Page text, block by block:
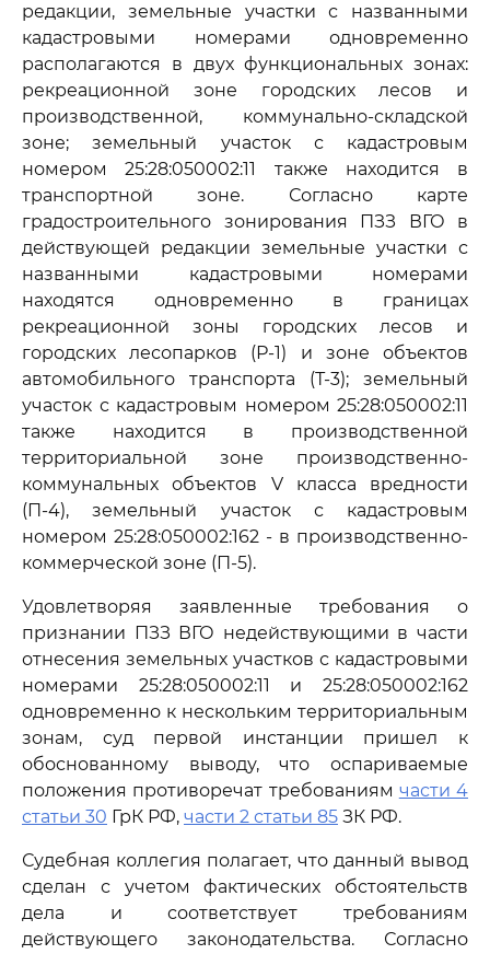
редакции, земельные участки с названными
кадастровыми номерами одновременно
располагаются в двух функциональных зонах:
рекреационной зоне городских лесов и
производственной, коммунально-складской
зоне; земельный участок с кадастровым
номером 25:28:050002:11 также находится в
транспортной зоне. Согласно карте
градостроительного зонирования ПЗЗ ВГО в
действующей редакции земельные участки с
названными кадастровыми номерами
находятся одновременно в границах
рекреационной зоны городских лесов и
городских лесопарков (Р-1) и зоне объектов
автомобильного транспорта (Т-3); земельный
участок с кадастровым номером 25:28:050002:11
также находится в производственной
территориальной зоне производственно-
коммунальных объектов V класса вредности
(П-4), земельный участок с кадастровым
номером 25:28:050002:162 - в производственно-
коммерческой зоне (П-5).
Удовлетворяя заявленные требования о
признании ПЗЗ ВГО недействующими в части
отнесения земельных участков с кадастровыми
номерами 25:28:050002:11 и 25:28:050002:162
одновременно к нескольким территориальным
зонам, суд первой инстанции пришел к
обоснованному выводу, что оспариваемые
положения противоречат требованиям части 4
статьи 30 ГрК РФ, части 2 статьи 85 ЗК РФ.
Судебная коллегия полагает, что данный вывод
сделан с учетом фактических обстоятельств
дела и соответствует требованиям
действующего законодательства. Согласно